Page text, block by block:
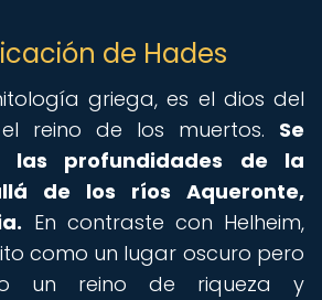
de Hades
griega, es el dios del
reino de los muertos. Se
las profundidades de la
de los ríos Aqueronte,
En contraste con Helheim,
como un lugar oscuro pero
un reino de riqueza y